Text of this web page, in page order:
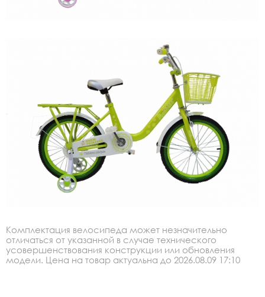
Комплектация велосипеда может незначительно
отличаться от указанной в случае технического
усовершенствования конструкции или обновления
модели. Цена на товар актуальна до 2026.08.09 17:10